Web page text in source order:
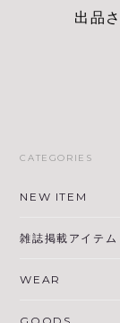
出品
CATEGORIES
NEW ITEM
雑誌掲載アイテム
WEAR